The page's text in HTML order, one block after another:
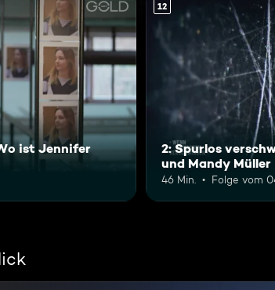
ist Jennifer
12
2: Spurlos
und Mandy Müller
46 Min. Folge vom